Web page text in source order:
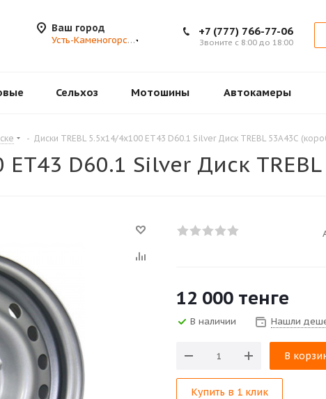
Ваш город
Усть-Каменогорск
+7 (777) 766-77-06
Звоните с 8:00 до 18:00
Сельхоз Мотошины Автокамеры
- Диски TREBL 5.5х14/4х100 ET43 D60.1 Silver Диск TREBL 53A43C
D60.1 Silver Диск
12 000 тенге
В наличии Нашли
В
Купить в 1 клик